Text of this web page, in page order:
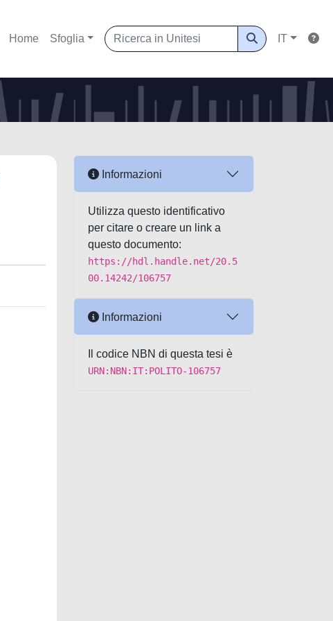
Home Sfoglia IT
Informazioni
Utilizza questo identificativo
per citare o creare un link a
questo documento:
https://hdl.handle.net/20.5
00.14242/106757
Informazioni
Il codice NBN di questa tesi è
URN:NBN:IT:POLITO-106757